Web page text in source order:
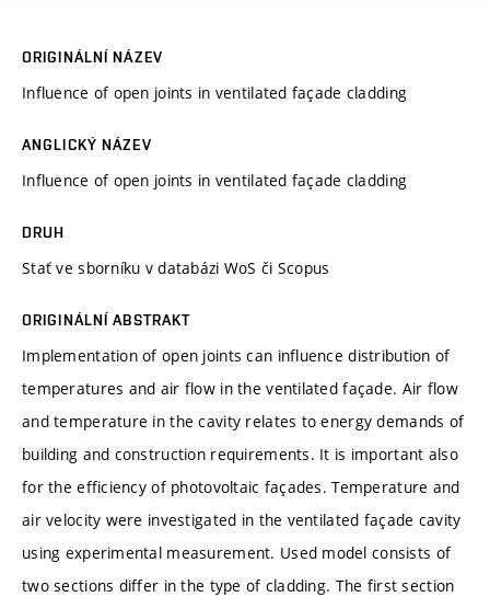
ORIGINÁLNÍ NÁZEV
Influence of open joints in ventilated façade cladding
ANGLICKÝ NÁZEV
Influence of open joints in ventilated façade cladding
DRUH
Stať ve sborníku v databázi WoS či Scopus
ORIGINÁLNÍ ABSTRAKT
Implementation of open joints can influence distribution of
temperatures and air flow in the ventilated façade. Air flow
and temperature in the cavity relates to energy demands of
building and construction requirements. It is important also
for the efficiency of photovoltaic façades. Temperature and
air velocity were investigated in the ventilated façade cavity
using experimental measurement. Used model consists of
two sections differ in the type of cladding. The first section